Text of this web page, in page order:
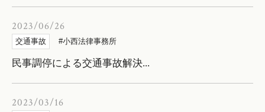
2023/06/26
交通事故 小西法律事務所
民事調停による交通事故解決...
2023/03/16